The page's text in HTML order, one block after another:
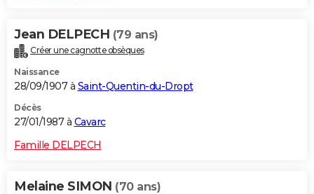
Jean DELPECH (79 ans)
Créer une cagnotte obsèques
Naissance
28/09/1907 à Saint-Quentin-du-Dropt
Décès
27/01/1987 à Cavarc
Famille DELPECH
Melaine SIMON (70 ans)